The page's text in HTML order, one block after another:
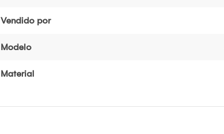
Vendido por
Modelo
Material